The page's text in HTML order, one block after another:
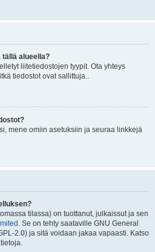
alueella?
liitetiedostojen tyypit. Ota yhteys
tiedostot ovat sallittuja..
mene omiin asetuksiin ja seuraa linkkejä
tilassa) on tuottanut, julkaissut ja sen
. Se on tehty saataville GNU General
2.0) ja sitä voidaan jakaa vapaasti. Katso